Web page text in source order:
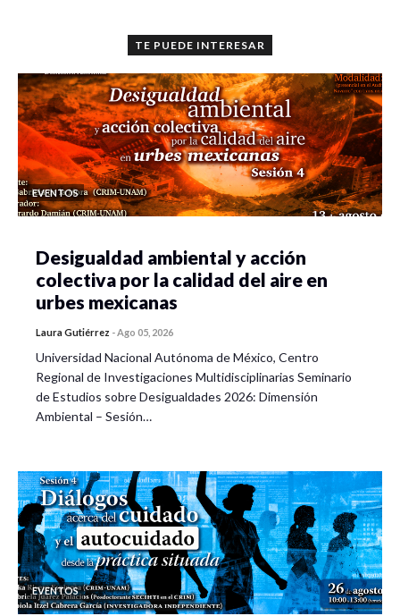
TE PUEDE INTERESAR
EVENTOS
Desigualdad ambiental y acción
colectiva por la calidad del aire en
urbes mexicanas
Laura Gutiérrez -Ago 05, 2026
Universidad Nacional Autónoma de México, Centro
Regional de Investigaciones Multidisciplinarias Seminario
de Estudios sobre Desigualdades 2026: Dimensión
Ambiental – Sesión…
EVENTOS